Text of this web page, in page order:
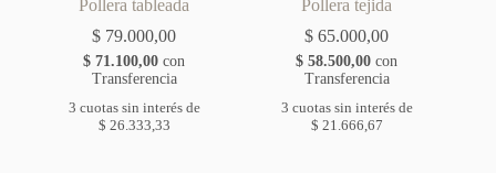
Pollera tableada
$ 79.000,00
$ 71.100,00 con
Transferencia
3 cuotas sin interés de
$ 26.333,33
Pollera tejida
$ 65.000,00
$ 58.500,00 con
Transferencia
3 cuotas sin interés de
$ 21.666,67